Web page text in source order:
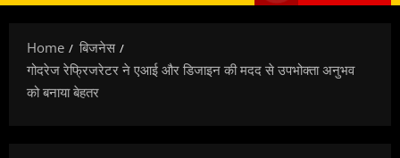
Home
बिजनेस
गोदरेज रेफ्रिजरेटर ने एआई और डिजाइन की मदद से उपभोक्ता अनुभव
को बनाया बेहतर